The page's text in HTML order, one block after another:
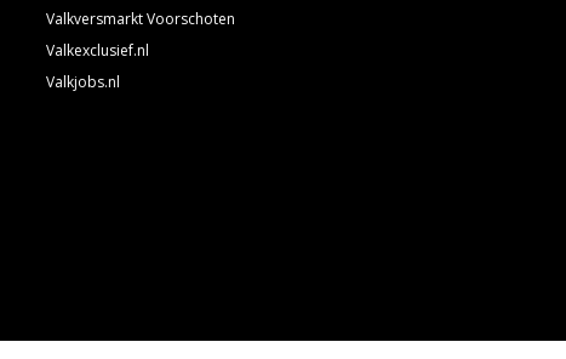
Valkversmarkt Voorschoten
Valkexclusief.nl
Valkjobs.nl